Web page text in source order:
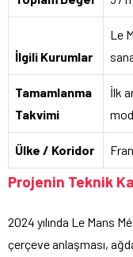
İlgili Kurumlar
Le
Tamamlanma
Takvimi
İlk
Ülke / Koridor
Projenin Teknik
2024 yılında Le Mans
çerçeve anlaşması,